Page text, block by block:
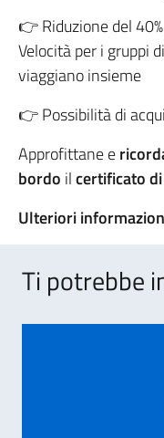
👉 Riduzione del
Velocità per i gruppi
viaggiano insieme
👉 Possibilità di
Approfittane e
bordo ilcertificato di
Ulteriori
Ti potrebbe